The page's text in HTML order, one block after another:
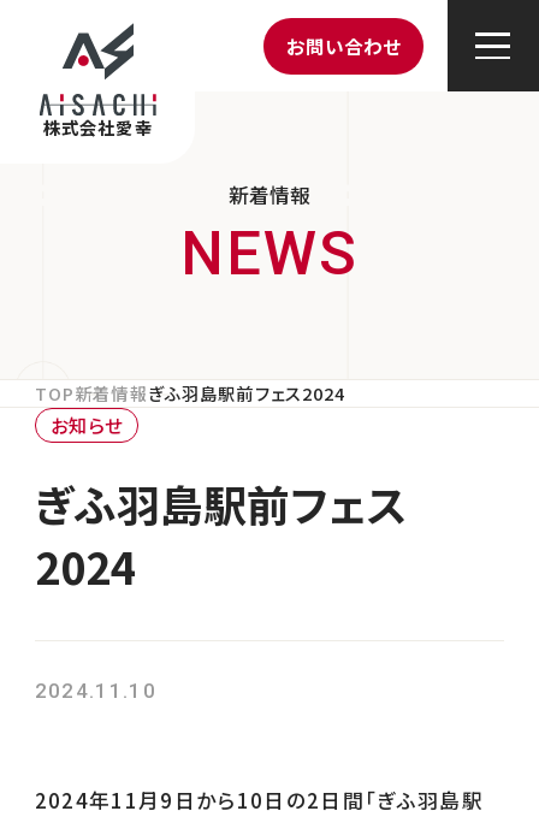
株式会社愛幸
お問い合わせ
新着情報
TOP新着情報ぎふ羽島駅前フェス2024
お知らせ
ぎふ羽島駅前フェス
2024
2024.11.10
2024年11月9日から10日の2日間「ぎふ羽島駅